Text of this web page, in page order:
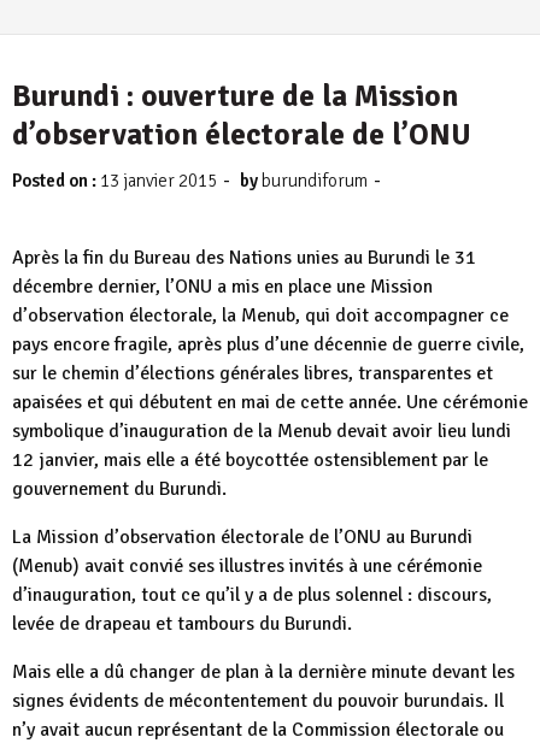
Burundi : ouverture de la Mission
d’observation électorale de l’ONU
Posted on : 13 janvier 2015 - by burundiforum -
Après la fin du Bureau des Nations unies au Burundi le 31
décembre dernier, l’ONU a mis en place une Mission
d’observation électorale, la Menub, qui doit accompagner ce
pays encore fragile, après plus d’une décennie de guerre civile,
sur le chemin d’élections générales libres, transparentes et
apaisées et qui débutent en mai de cette année. Une cérémonie
symbolique d’inauguration de la Menub devait avoir lieu lundi
12 janvier, mais elle a été boycottée ostensiblement par le
gouvernement du Burundi.
La Mission d’observation électorale de l’ONU au Burundi
(Menub) avait convié ses illustres invités à une cérémonie
d’inauguration, tout ce qu’il y a de plus solennel : discours,
levée de drapeau et tambours du Burundi.
Mais elle a dû changer de plan à la dernière minute devant les
signes évidents de mécontentement du pouvoir burundais. Il
n’y avait aucun représentant de la Commission électorale ou